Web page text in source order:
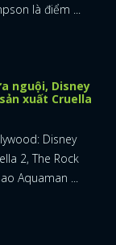
là điểm ...
nguội, Disney
xuất Cruella
Disney
2, The Rock
Aquaman ...